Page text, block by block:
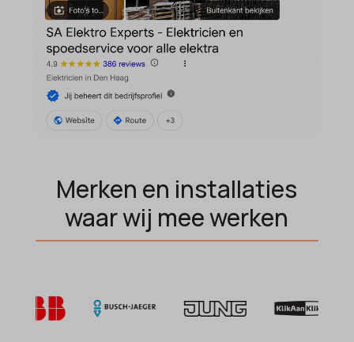
Merken en installaties
waar wij mee werken
MicrosoftApplicationsTelemetryFirstLaunchTime
OptanonAlertBoxClosed
perf_*
popupShow
SameSite
ssm_au_c
tarteaucitron
wpc*